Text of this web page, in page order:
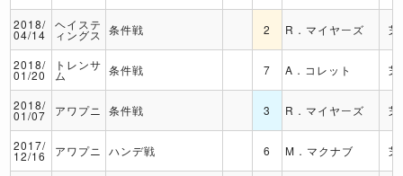
2018/
04/14
ヘイステ
ィングス 条件戦 2 R．マイヤーズ 芝
2018/
01/20
トレンサ
ム 条件戦 7 A．コレット 芝
2018/
01/07 アワプニ 条件戦 3 R．マイヤーズ 芝
2017/
12/16 アワプニ ハンデ戦 6 M．マクナブ 芝